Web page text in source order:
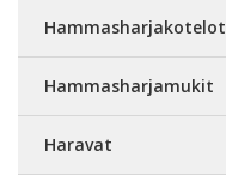
Hammasharjakotelot
Hammasharjamukit
Haravat